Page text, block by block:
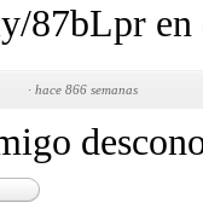
87bLpr en
· hace 866 semanas